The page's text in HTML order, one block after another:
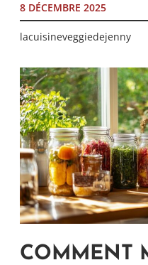
8 DÉCEMBRE 2025
lacuisineveggiedejenny
COMMENT